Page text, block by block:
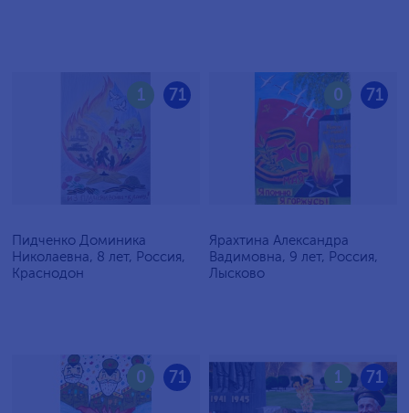
71
1
Пидченко Доминика
Николаевна, 8 лет, Россия,
Краснодон
71
0
Ярахтина Александра
Вадимовна, 9 лет, Россия,
Лысково
71
0 71
1